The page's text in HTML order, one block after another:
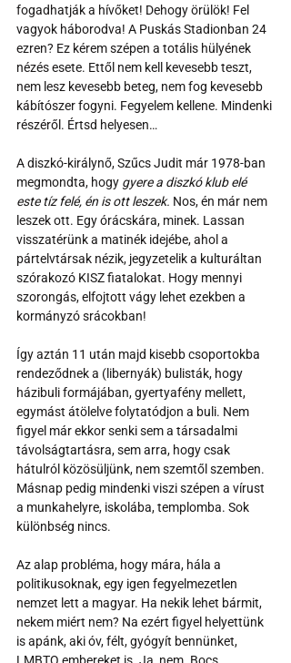
fogadhatják a hívőket! Dehogy örülök! Fel
vagyok háborodva! A Puskás Stadionban 24
ezren? Ez kérem szépen a totális hülyének
nézés esete. Ettől nem kell kevesebb teszt,
nem lesz kevesebb beteg, nem fog kevesebb
kábítószer fogyni. Fegyelem kellene. Mindenki
részéről. Értsd helyesen…
A diszkó-királynő, Szűcs Judit már 1978-ban
megmondta, hogy gyere a diszkó klub elé
este tíz felé, én is ott leszek. Nos, én már nem
leszek ott. Egy órácskára, minek. Lassan
visszatérünk a matinék idejébe, ahol a
pártelvtársak nézik, jegyzetelik a kulturáltan
szórakozó KISZ fiatalokat. Hogy mennyi
szorongás, elfojtott vágy lehet ezekben a
kormányzó srácokban!
Így aztán 11 után majd kisebb csoportokba
rendeződnek a (libernyák) bulisták, hogy
házibuli formájában, gyertyafény mellett,
egymást átölelve folytatódjon a buli. Nem
figyel már ekkor senki sem a társadalmi
távolságtartásra, sem arra, hogy csak
hátulról közösüljünk, nem szemtől szemben.
Másnap pedig mindenki viszi szépen a vírust
a munkahelyre, iskolába, templomba. Sok
különbség nincs.
Az alap probléma, hogy mára, hála a
politikusoknak, egy igen fegyelmezetlen
nemzet lett a magyar. Ha nekik lehet bármit,
nekem miért nem? Na ezért figyel helyettünk
is apánk, aki óv, félt, gyógyít bennünket,